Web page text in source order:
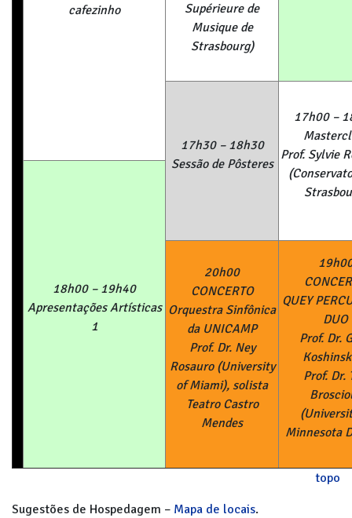
cafezinho
Supérieure de
Musique de
Strasbourg)
17h30 – 18h30
Sessão de Pôsteres
17h00 –
Prof. Sylvie
18h00 – 19h40
Apresentações Artísticas
1
20h00
CONCERTO
Orquestra Sinfônica
da UNICAMP
Prof. Dr. Ney
Rosauro (University
of Miami), solista
Teatro Castro
Mendes
QUEY
DUO
Prof. Dr.
Prof. Dr.
Minnesota
topo
Sugestões de Hospedagem – Mapa de locais.